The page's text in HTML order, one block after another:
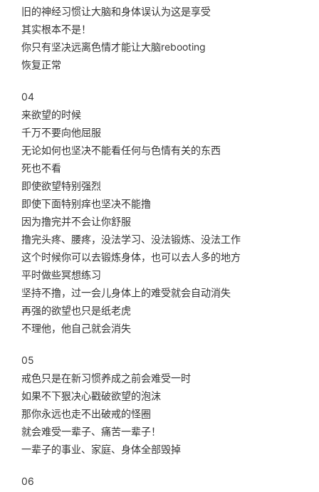
旧的神经习惯让大脑和身体误认为这是享受
其实根本不是！
你只有坚决远离色情才能让大脑rebooting
恢复正常
04
来欲望的时候
千万不要向他屈服
无论如何也坚决不能看任何与色情有关的东西
死也不看
即使欲望特别强烈
即使下面特别痒也坚决不能撸
因为撸完并不会让你舒服
撸完头疼、腰疼，没法学习、没法锻炼、没法工作
这个时候你可以去锻炼身体，也可以去人多的地方
平时做些冥想练习
坚持不撸，过一会儿身体上的难受就会自动消失
再强的欲望也只是纸老虎
不理他，他自己就会消失
05
戒色只是在新习惯养成之前会难受一时
如果不下狠决心戳破欲望的泡沫
那你永远也走不出破戒的怪圈
就会难受一辈子、痛苦一辈子！
一辈子的事业、家庭、身体全部毁掉
06